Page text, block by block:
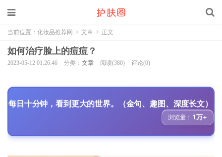
当前位置： 化妆品推荐网 > 文章 > 正文
如何治疗脸上的痘痘？
2023-05-12 01:26:46 分类： 文章 阅读(380) 评论(0)
每日十分钟，看到更大的世界。（金句、趣图、深度长文）
浏览量： 1万+